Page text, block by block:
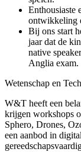
Enthousiaste
ontwikkeling
Bij ons start
jaar dat de
native
Anglia exam.
Wetenschap en
W&T heeft een
krijgen workshops
Sphero, Drones,
een aanbod in